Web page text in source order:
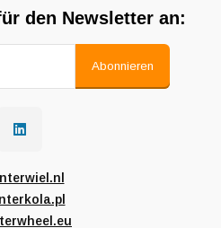
den Newsletter an:
Abonnieren